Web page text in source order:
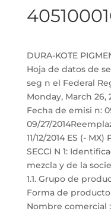
DURA-KOTE
Hoja de datos de
seg n el Federal
Monday, March 26,
Fecha de emisi n:
09/27/
11/12/2014 ES (- MX)
SECCI N 1:
mezcla y de la
1.1. Grupo de
Forma de producto
Nombre comercial